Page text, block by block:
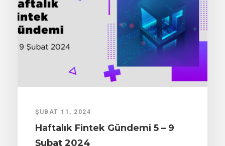
ŞUBAT 11, 2024
Haftalık Fintek Gündemi 5 – 9
Şubat 2024